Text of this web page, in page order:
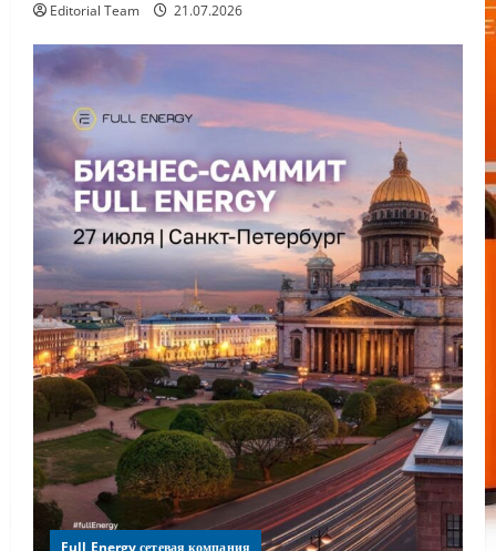
Editorial Team 21.07.2026